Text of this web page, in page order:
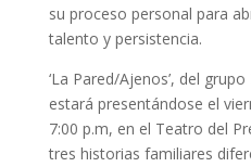
su proceso personal para
talento y persistencia.
‘La Pared/Ajenos’, del
estará presentándose el
7:00 p.m, en el Teatro del
tres historias familiares